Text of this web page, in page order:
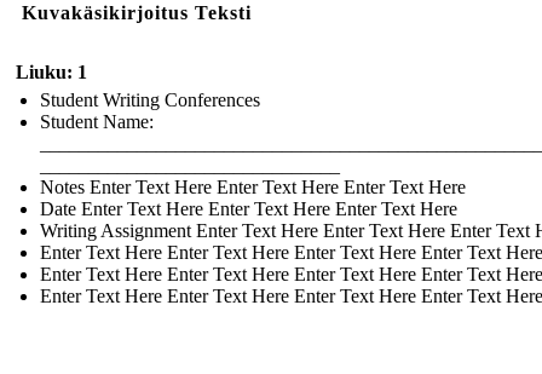
Kuvakäsikirjoitus Teksti
Liuku: 1
Student Writing Conferences
Student Name:
Notes Enter Text Here Enter Text Here Enter Text Here
Date Enter Text Here Enter Text Here Enter Text Here
Writing Assignment Enter Text Here Enter Text Here Enter Text
Enter Text Here Enter Text Here Enter Text Here Enter Text Here
Enter Text Here Enter Text Here Enter Text Here Enter Text Here
Enter Text Here Enter Text Here Enter Text Here Enter Text Here